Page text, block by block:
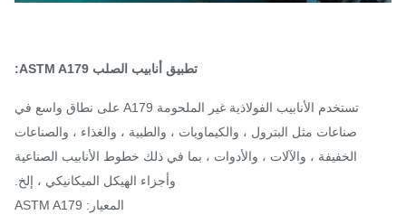
تطبيق أنابيب الصلب ASTM A179:
تستخدم الأنابيب الفولاذية غير الملحومة A179 على نطاق واسع في
صناعات مثل البترول ، والكيماويات ، والطبية ، والغذاء ، والصناعات
الخفيفة ، والآلات ، والأدوات ، بما في ذلك خطوط الأنابيب الصناعية
وأجزاء الهيكل الميكانيكي ، إلخ.
المعيار: ASTM A179